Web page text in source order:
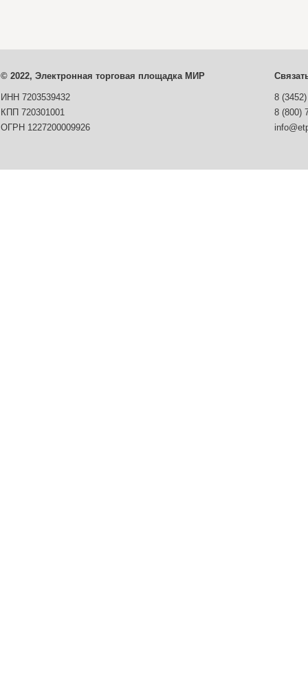
© 2022, Электронная торговая площадка МИР
ИНН 7203539432
8
КПП 720301001
8 (800)
ОГРН 1227200009926